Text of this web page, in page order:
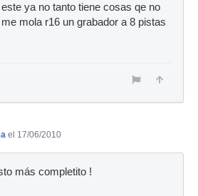
ya no tanto tiene cosas qe no
mola r16 un grabador a 8 pistas
el 17/06/2010
más completito !